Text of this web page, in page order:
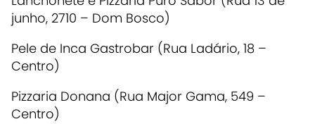
junho, 2710 – Dom Bosco)
Pele de Inca Gastrobar (Rua Ladário, 18 –
Centro)
Pizzaria Donana (Rua Major Gama, 549 –
Centro)